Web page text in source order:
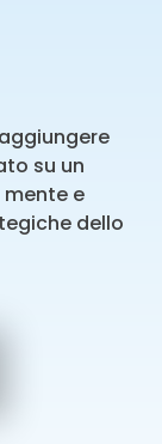
su un
e
dello